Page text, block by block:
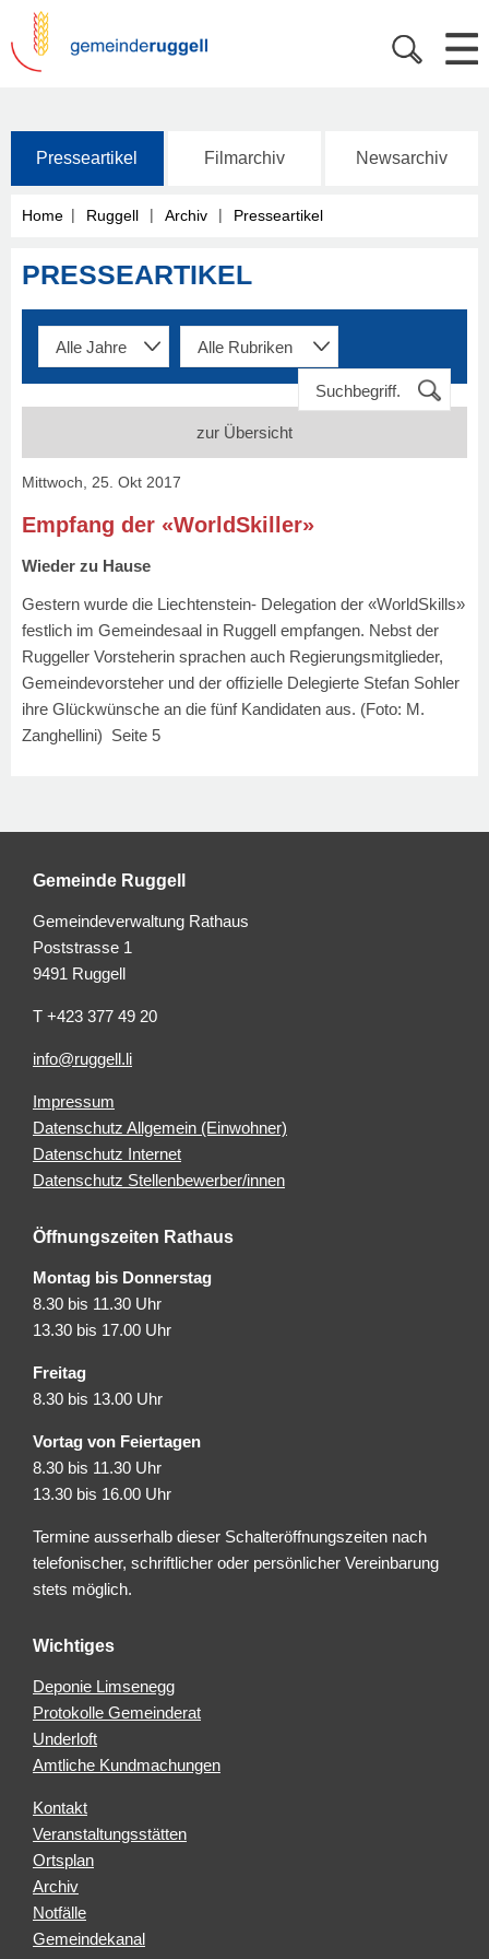
Presseartikel Filmarchiv Newsarchiv
Home | Ruggell | Archiv | Presseartikel
PRESSEARTIKEL
zur Übersicht
Mittwoch, 25. Okt 2017
Empfang der «WorldSkiller»
Wieder zu Hause
Gestern wurde die Liechtenstein- Delegation der «WorldSkills»
festlich im Gemeindesaal in Ruggell empfangen. Nebst der
Ruggeller Vorsteherin sprachen auch Regierungsmitglieder,
Gemeindevorsteher und der offizielle Delegierte Stefan Sohler
ihre Glückwünsche an die fünf Kandidaten aus. (Foto: M.
Zanghellini) Seite 5
Gemeinde Ruggell
Gemeindeverwaltung Rathaus
Poststrasse 1
9491 Ruggell
T +423 377 49 20
info@ruggell.li
Impressum
Datenschutz Allgemein (Einwohner)
Datenschutz Internet
Datenschutz Stellenbewerber/innen
Öffnungszeiten Rathaus
Montag bis Donnerstag
8.30 bis 11.30 Uhr
13.30 bis 17.00 Uhr
Freitag
8.30 bis 13.00 Uhr
Vortag von Feiertagen
8.30 bis 11.30 Uhr
13.30 bis 16.00 Uhr
Termine ausserhalb dieser Schalteröffnungszeiten nach
telefonischer, schriftlicher oder persönlicher Vereinbarung
stets möglich.
Wichtiges
Deponie Limsenegg
Protokolle Gemeinderat
Underloft
Amtliche Kundmachungen
Kontakt
Veranstaltungsstätten
Ortsplan
Archiv
Notfälle
Gemeindekanal